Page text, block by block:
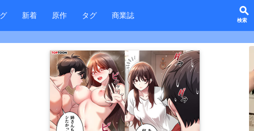
新着 原作 タグ 商業誌 search